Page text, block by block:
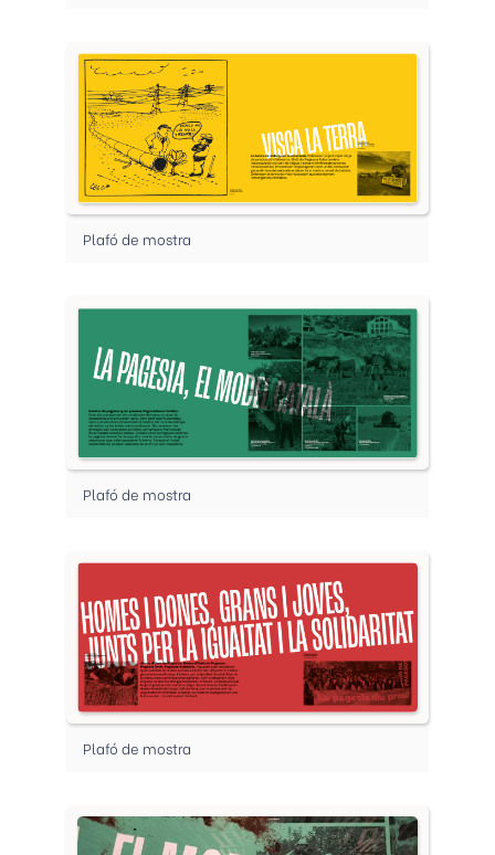
Plafó de mostra
Plafó de mostra
Plafó de mostra